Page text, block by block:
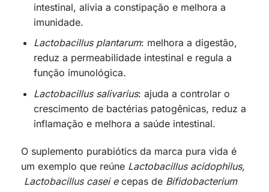
intestinal, alivia a constipação e melhora a
imunidade.
Lactobacillus plantarum: melhora a digestão,
reduz a permeabilidade intestinal e regula a
função imunológica.
Lactobacillus salivarius: ajuda a controlar o
crescimento de bactérias patogênicas, reduz a
inflamação e melhora a saúde intestinal.
O suplemento purabiótics da marca pura vida é
um exemplo que reúne Lactobacillus acidophilus,
Lactobacillus casei e cepas de Bifidobacterium